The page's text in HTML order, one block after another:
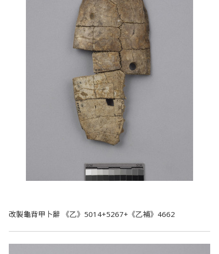
改製龜背甲卜辭 《乙》5014+5267+《乙補》4662